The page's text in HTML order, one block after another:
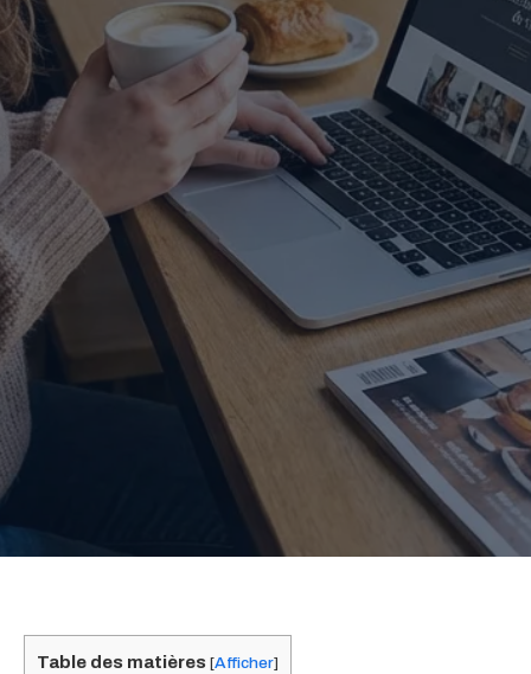
Table des matières [Afficher]